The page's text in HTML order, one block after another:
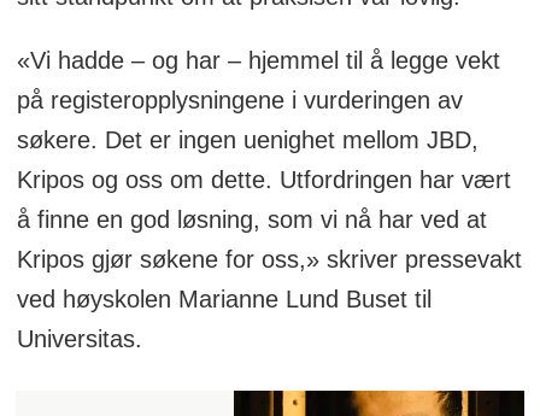
«Vi hadde – og har – hjemmel til å legge vekt
på registeropplysningene i vurderingen av
søkere. Det er ingen uenighet mellom JBD,
Kripos og oss om dette. Utfordringen har vært
å finne en god løsning, som vi nå har ved at
Kripos gjør søkene for oss,» skriver pressevakt
ved høyskolen Marianne Lund Buset til
Universitas.